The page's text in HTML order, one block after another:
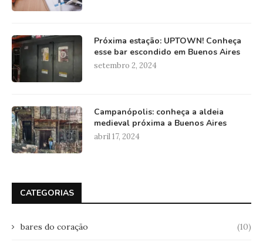
Próxima estação: UPTOWN! Conheça
esse bar escondido em Buenos Aires
setembro 2, 2024
Campanópolis: conheça a aldeia
medieval próxima a Buenos Aires
abril 17, 2024
CATEGORIAS
bares do coração (10)